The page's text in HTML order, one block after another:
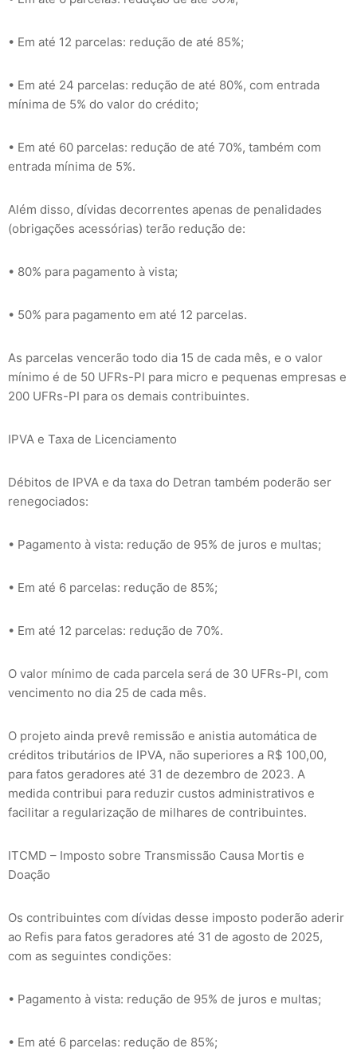
• Em até 12 parcelas: redução de até 85%;
• Em até 24 parcelas: redução de até 80%, com entrada
mínima de 5% do valor do crédito;
• Em até 60 parcelas: redução de até 70%, também com
entrada mínima de 5%.
Além disso, dívidas decorrentes apenas de penalidades
(obrigações acessórias) terão redução de:
• 80% para pagamento à vista;
• 50% para pagamento em até 12 parcelas.
As parcelas vencerão todo dia 15 de cada mês, e o valor
mínimo é de 50 UFRs-PI para micro e pequenas empresas e
200 UFRs-PI para os demais contribuintes.
IPVA e Taxa de Licenciamento
Débitos de IPVA e da taxa do Detran também poderão ser
renegociados:
• Pagamento à vista: redução de 95% de juros e multas;
• Em até 6 parcelas: redução de 85%;
• Em até 12 parcelas: redução de 70%.
O valor mínimo de cada parcela será de 30 UFRs-PI, com
vencimento no dia 25 de cada mês.
O projeto ainda prevê remissão e anistia automática de
créditos tributários de IPVA, não superiores a R$ 100,00,
para fatos geradores até 31 de dezembro de 2023. A
medida contribui para reduzir custos administrativos e
facilitar a regularização de milhares de contribuintes.
ITCMD – Imposto sobre Transmissão Causa Mortis e
Doação
Os contribuintes com dívidas desse imposto poderão aderir
ao Refis para fatos geradores até 31 de agosto de 2025,
com as seguintes condições:
• Pagamento à vista: redução de 95% de juros e multas;
• Em até 6 parcelas: redução de 85%;